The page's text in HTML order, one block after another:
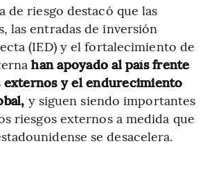
de riesgo destacó que las
las entradas de inversión
(IED) y el fortalecimiento de
han apoyado al país frente
externos y el endurecimiento
y siguen siendo importantes
riesgos externos a medida que
se desacelera.